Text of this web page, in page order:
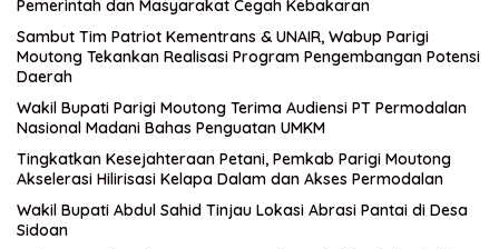
Pemerintah dan Masyarakat Cegah Kebakaran
Sambut Tim Patriot Kementrans & UNAIR, Wabup Parigi
Moutong Tekankan Realisasi Program Pengembangan Potensi
Daerah
Wakil Bupati Parigi Moutong Terima Audiensi PT Permodalan
Nasional Madani Bahas Penguatan UMKM
Tingkatkan Kesejahteraan Petani, Pemkab Parigi Moutong
Akselerasi Hilirisasi Kelapa Dalam dan Akses Permodalan
Wakil Bupati Abdul Sahid Tinjau Lokasi Abrasi Pantai di Desa
Sidoan